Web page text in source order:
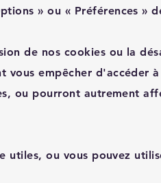
» ou « Préférences »
de nos cookies ou la
vous empêcher d'accéder
ou pourront autrement
utiles, ou vous pouvez